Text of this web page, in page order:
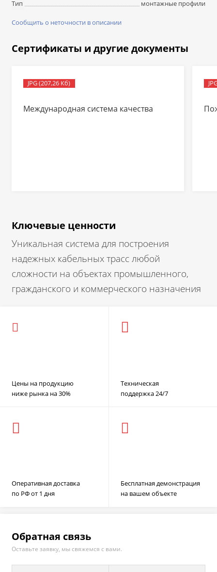
Тип монтажные профили
Сообщить о неточности в описании
Сертификаты и другие документы
JPG (207,26 Кб)
Международная система качества
Ключевые ценности
Уникальная система для построения
надежных кабельных трасс любой
сложности на объектах промышленного,
гражданского и коммерческого назначения
Цены на продукцию
ниже рынка на 30%
Техническая
поддержка 24/7
Оперативная доставка
по РФ от 1 дня
Бесплатная демонстрация
на вашем объекте
Обратная связь
Оставьте заявку, мы свяжемся с вами.